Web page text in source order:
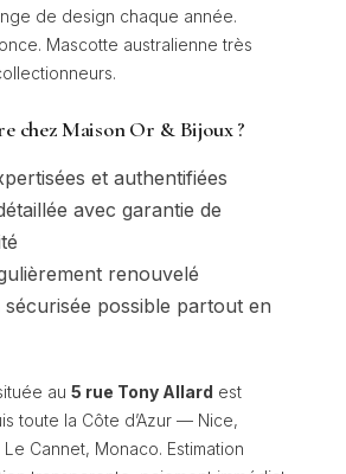
de design chaque année.
Mascotte australienne très
chez Maison Or & Bijoux ?
et authentifiées
avec garantie de
renouvelé
sécurisée possible partout en
au 5 rue Tony Allard est
toute la Côte d’Azur — Nice,
Cannet, Monaco. Estimation